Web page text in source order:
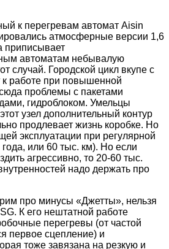
к перегревам автомат Aisin
атмосферные версии 1,6
приписывает
автоматам небывалую
случай. Городской цикл вкупе с
к работе при повышенной
проблемы с пакетами
гидроблоком. Умельцы
узел дополнительный контур
продлевает жизнь коробке. Но
эксплуатации при регулярной
или 60 тыс. км). Но если
агрессивно, то 20-60 тыс.
надо держать про
про минусы «Джетты», нельзя
К его нештатной работе
перегревы (от частой
первое сцепление) и
тоже завязана на резкую и